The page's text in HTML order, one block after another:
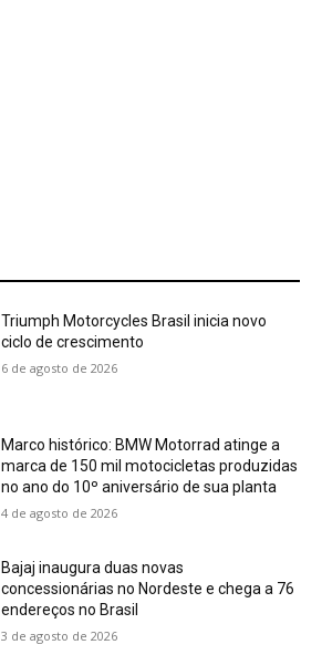
Triumph Motorcycles Brasil inicia novo
ciclo de crescimento
6 de agosto de 2026
Marco histórico: BMW Motorrad atinge a
marca de 150 mil motocicletas produzidas
no ano do 10º aniversário de sua planta
4 de agosto de 2026
Bajaj inaugura duas novas
concessionárias no Nordeste e chega a 76
endereços no Brasil
3 de agosto de 2026